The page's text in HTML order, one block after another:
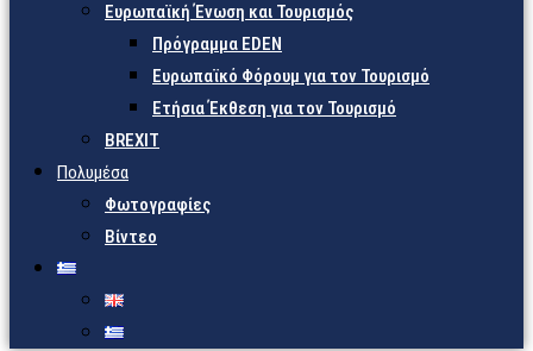
Ευρωπαϊκή Ένωση και Τουρισμός
Πρόγραμμα EDEN
Ευρωπαϊκό Φόρουμ για τον Τουρισμό
Ετήσια Έκθεση για τον Τουρισμό
BREXIT
Πολυμέσα
Φωτογραφίες
Βίντεο